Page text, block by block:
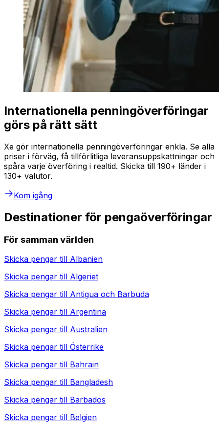
Internationella penningöverföringar
görs på rätt sätt
Xe gör internationella penningöverföringar enkla. Se alla
priser i förväg, få tillförlitliga leveransuppskattningar och
spåra varje överföring i realtid. Skicka till 190+ länder i
130+ valutor.
Kom igång
Destinationer för pengaöverföringar
För samman världen
Skicka pengar till Albanien
Skicka pengar till Algeriet
Skicka pengar till Antigua och Barbuda
Skicka pengar till Argentina
Skicka pengar till Australien
Skicka pengar till Österrike
Skicka pengar till Bahrain
Skicka pengar till Bangladesh
Skicka pengar till Barbados
Skicka pengar till Belgien